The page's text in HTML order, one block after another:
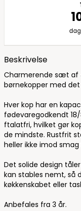
Beskrivelse
Charmerende sæt af
børnekopper med
Hver kop har en
fødevaregodkendt
ftalatfri, hvilket gør
de mindste. Rustfrit
heller ikke imod
Det solide design
kan stables nemt, så
køkkenskabet eller
Anbefales fra 3 år.